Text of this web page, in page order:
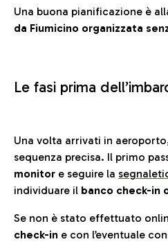
Una buona pianificazione è
da Fiumicino organizzata
Le fasi prima
Una volta arrivati in
sequenza precisa. Il primo
monitor e seguire la
individuare il banco check-in
Se non è stato effettuato
check-in e con l’eventuale